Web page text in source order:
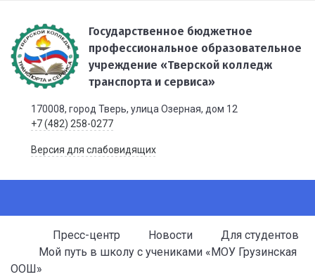
Государственное бюджетное
профессиональное образовательное
учреждение «Тверской колледж
транспорта и сервиса»
170008, город Тверь, улица Озерная, дом 12
+7 (482) 258-0277
Версия для слабовидящих
Пресс-центр Новости
Для студентов
Мой путь в школу с учениками «МОУ Грузинская
ООШ»